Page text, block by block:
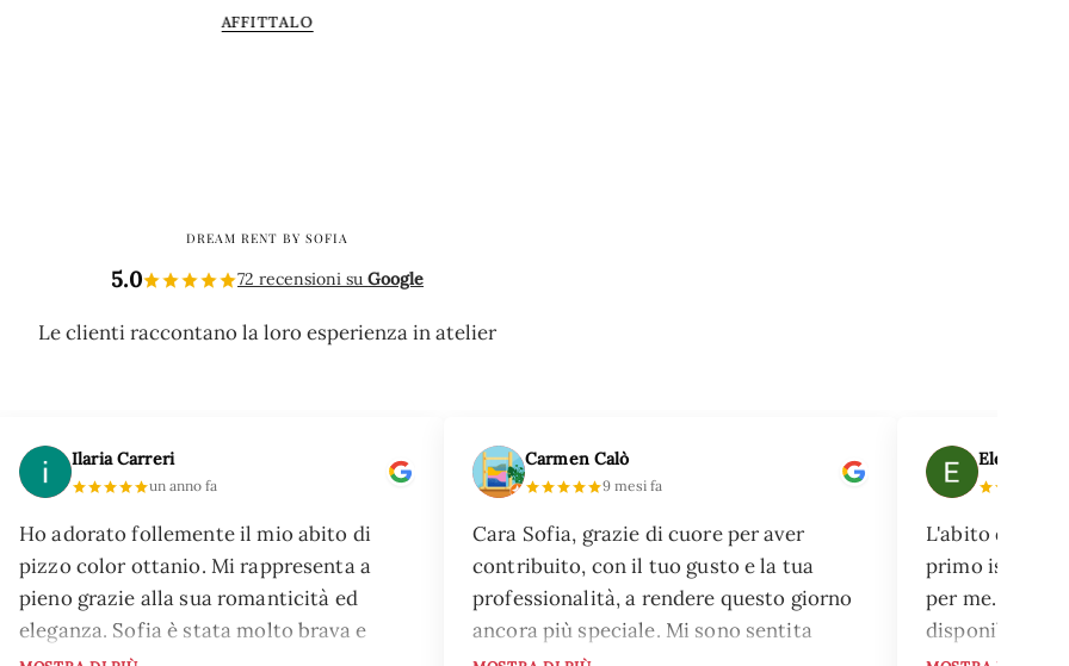
AFFITTALO
DREAM RENT BY SOFIA
5.0 72 recensioni suGoogle
Le clienti raccontano la loro esperienza in atelier
Ilaria Carreri
un anno fa
Ho adorato follemente il mio abito di
pizzo color ottanio. Mi rappresenta a
pieno grazie alla sua romanticità ed
eleganza. Sofia è stata molto brava e
Carmen Calò
9 mesi fa
Cara Sofia, grazie di cuore per aver
contribuito, con il tuo gusto e la tua
professionalità, a rendere questo giorno
ancora più speciale. Mi sono sentita
Elena
L'abito di
primo istante,
per me. Lei è
disponibile.